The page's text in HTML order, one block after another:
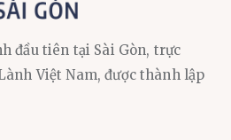
đầu tiên tại Sài Gòn, trực
Việt Nam, được thành lập